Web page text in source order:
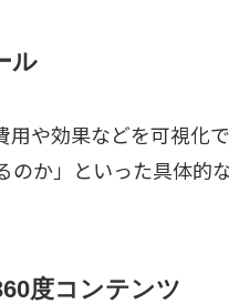
ル
や効果などを可視化
のか」といった具体
度コンテンツ